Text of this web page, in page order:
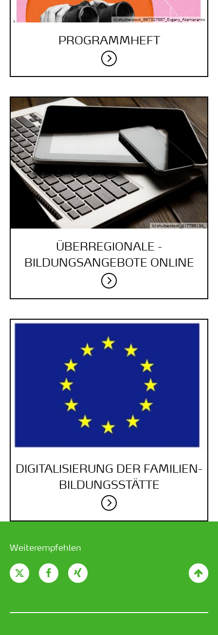
(c) shutterstock_667327687_Evgeny_Atamanenko
PROGRAMM­HEFT
(c) shutterstock_417788134_
ÜBERREGIONALE ­
BILDUNGSANGEBOTE ­ONLINE
DIGITALISIERUNG DER FAMILIEN­
BILDUNGS­STÄTTE
Weiterempfehlen